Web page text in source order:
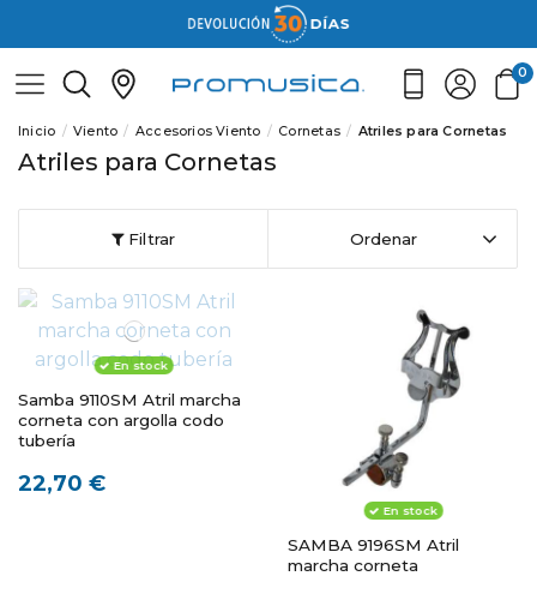
0
Inicio Viento Accesorios Viento Cornetas Atriles para Cornetas
Atriles para Cornetas
Filtrar Ordenar
En stock
Samba 9110SM Atril marcha
corneta con argolla codo
tubería
22,70 €
En stock
SAMBA 9196SM Atril
marcha corneta